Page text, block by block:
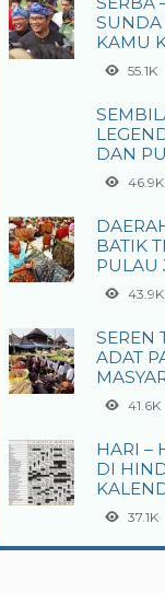
SUNDA
KAMU
55.1K
DAN
46.9K
BATIK
PULAU
43.9K
SEREN
ADAT
41.6K
HARI –
DI
37.1K